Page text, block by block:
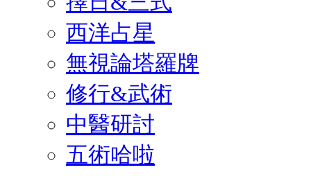
西洋占星
無視論塔羅牌
修行&武術
中醫研討
五術哈啦